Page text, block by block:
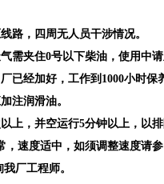
路，四周无人员干涉情况。
需夹住0号以下柴油，使用中
已经加好，工作到1000小时
注润滑油。
上，并空运行5分钟以上，以
，速度适中，如须调整速度请
厂工程师。